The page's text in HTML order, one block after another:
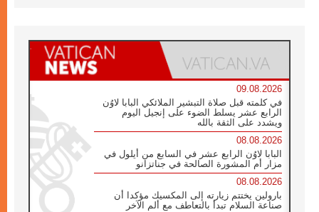
09.08.2026
في كلمته قبل صلاة التبشير الملائكي البابا لاوُن
الرابع عشر يسلط الضوء على إنجيل اليوم
ويشدد على الثقة بالله
08.08.2026
البابا لاوُن الرابع عشر في السابع من أيلول في
مزار أم المشورة الصالحة في جناتزانو
08.08.2026
بارولين يختتم زيارته إلى المكسيك مؤكدا أن
صناعة السلام تبدأ بالتعاطف مع ألم الآخر